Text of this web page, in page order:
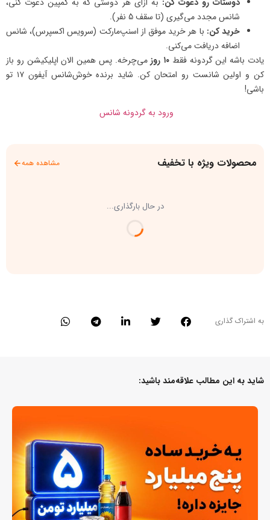
شانس مجدد می‌گیری (تا سقف 5 نفر).
خرید کن: با هر خرید موفق از اسنپ‌مارکت (سرویس اکسپرس)، شانس
اضافه دریافت می‌کنی.
یادت باشه این گردونه فقط ۱۰ روز
می‌چرخه. پس همین الان اپلیکیشن رو باز
کن و اولین شانست رو امتحان کن. شاید برنده خوش‌شانس آیفون ۱۷ تو
باشی!
ورود به گردونه شانس
محصولات ویژه با تخفیف مشاهده همه
در حال بارگذاری...
به اشتراک گذاری
شاید به این مطالب علاقه‌مند باشید: